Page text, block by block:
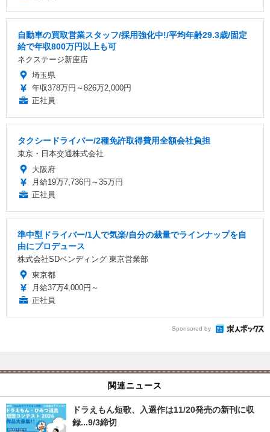
自動車の買取営業スタッフ/採用強化中!/平均年齢29.3歳/固定
給で年収800万円以上も可
ネクステージ新座店
埼玉県
年収378万円～826万2,000円
正社員
タクシードライバー/2種免許取得費用全額会社負担
東京・日本交通株式会社
大阪府
月給19万7,736円～35万円
正社員
準中型ドライバー/1人で気楽/自分の裁量でラインナップを自
由にプロデュース
株式会社SDベンディング 東京営業部
東京都
月給37万4,000円～
正社員
Sponsored by
関連ニュース
ドラえもん短歌、入選作は11/20発売の新刊に収
録...9/3締切